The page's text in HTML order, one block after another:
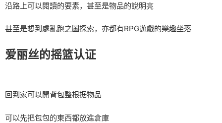
沿路上可以閱讀的要素，甚至是物品的說明亮
甚至是想到處亂跑之圖探索，亦都有RPG遊戲的樂趣坐落
爱丽丝的摇篮认证
回到家可以開背包整根据物品
可以先把包包的東西都放進倉庫